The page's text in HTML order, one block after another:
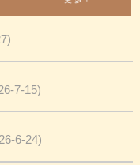
7-15)
6-24)